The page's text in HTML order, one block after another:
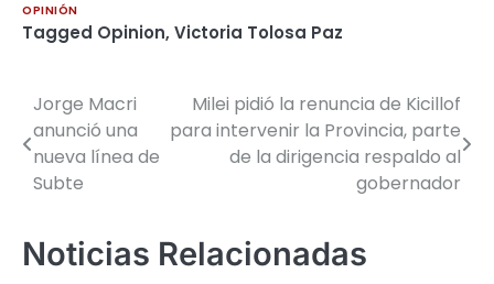
OPINIÓN
Tagged Opinion, Victoria Tolosa Paz
Navegación
de
entradas
Jorge Macri
anunció una
nueva línea de
Subte
Milei pidió la renuncia de Kicillof
para intervenir la Provincia, parte
de la dirigencia respaldo al
gobernador
Noticias Relacionadas